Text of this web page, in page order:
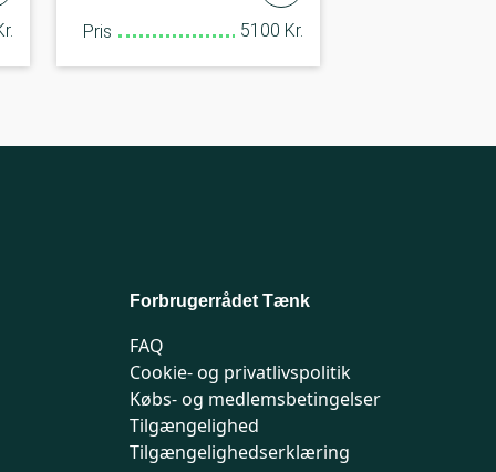
Pris 5100 Kr.
Forbrugerrådet Tænk
FAQ
Cookie- og privatlivspolitik
Købs- og medlemsbetingelser
Tilgængelighed
Tilgængelighedserklæring